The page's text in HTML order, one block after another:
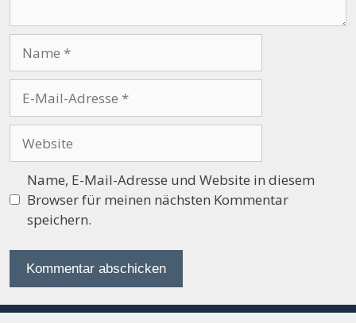
Mail-
Adresse
Name, E-Mail-Adresse und Website in diesem
Browser für meinen nächsten Kommentar
speichern.